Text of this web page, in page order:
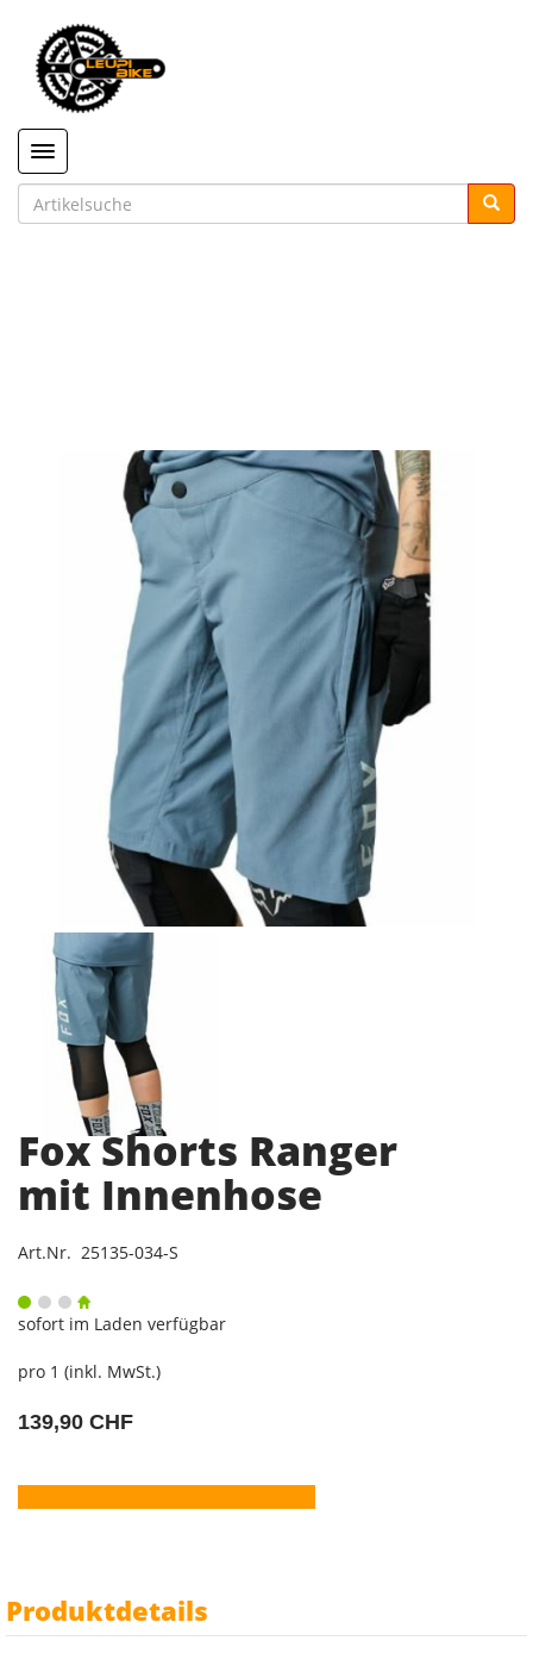
Toggle navigation
Fox Shorts Ranger
mit Innenhose
Art.Nr. 25135-034-S
sofort im Laden verfügbar
pro 1 (inkl. MwSt.)
139,90 CHF
Produktdetails